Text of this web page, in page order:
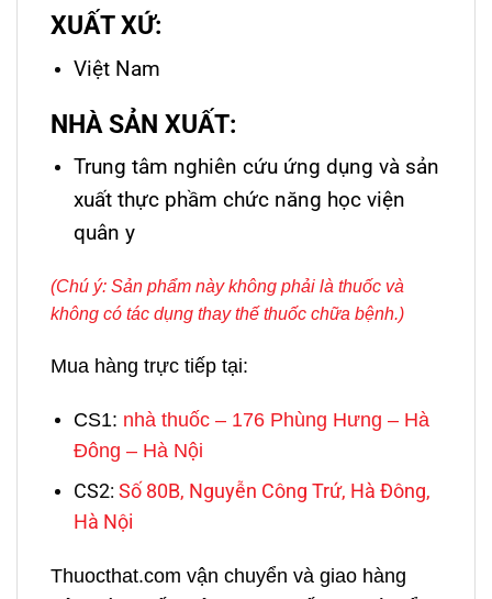
XUẤT XỨ:
Việt Nam
NHÀ SẢN XUẤT:
Trung tâm nghiên cứu ứng dụng và sản
xuất thực phầm chức năng học viện
quân y
(Chú ý: Sản phẩm này không phải là thuốc và
không có tác dụng thay thế thuốc chữa bệnh.)
Mua hàng trực tiếp tại:
CS1: nhà thuốc – 176 Phùng Hưng – Hà
Đông – Hà Nội
CS2: Số 80B, Nguyễn Công Trứ, Hà Đông,
Hà Nội
Thuocthat.com vận chuyển và giao hàng